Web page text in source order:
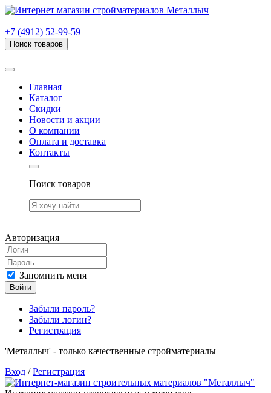
+7 (4912) 52-99-59
Поиск товаров
Главная
Каталог
Скидки
Новости и акции
О компании
Оплата и доставка
Контакты
Поиск товаров
Авторизация
Запомнить меня
Войти
Забыли пароль?
Забыли логин?
Регистрация
'Металлыч' - только качественные стройматериалы
Вход /Регистрация